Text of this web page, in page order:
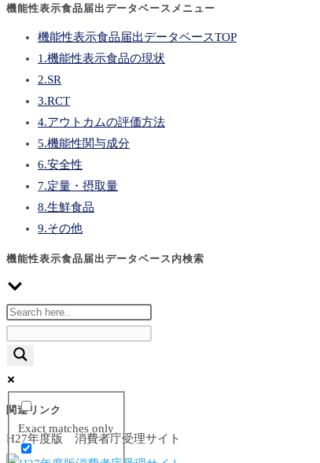
機能性表示食品届出データベースメニュー
機能性表示食品届出データベースTOP
1.機能性表示食品の現状
2.SR
3.RCT
4.アウトカムの評価方法
5.機能性関与成分
6.安全性
7.定量・摂取量
8.生鮮食品
9.その他
機能性表示食品届出データベース内検索
Exact matches only
関連リンク
H27年度版 消費者庁受理サイト